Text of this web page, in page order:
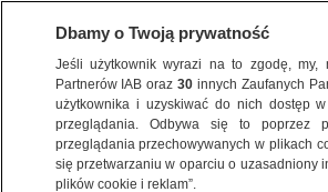
ŚWIAT
Dbamy o Twoją prywatność
Jeśli użytkownik wyrazi na to zgodę,
Partnerów IAB oraz30 innych Zaufanych
użytkownika i uzyskiwać do nich dostęp
przeglądania. Odbywa się to poprzez
przeglądania przechowywanych w plikach
się przetwarzaniu w oparciu o uzasadniony
plików cookie i reklam”.